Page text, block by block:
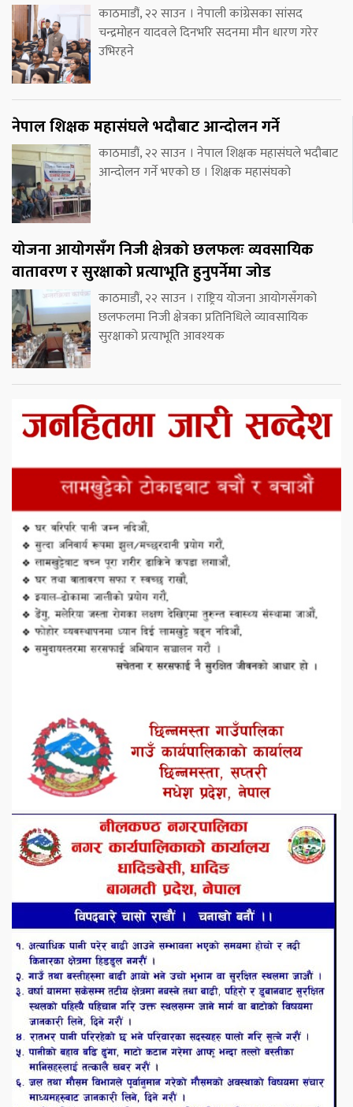
काठमाडौं, २२ साउन । नेपाली कांग्रेसका सांसद
चन्द्रमोहन यादवले दिनभरि सदनमा मौन धारण गरेर
उभिरहने
नेपाल शिक्षक महासंघले भदौबाट आन्दोलन गर्ने
काठमाडौं, २२ साउन । नेपाल शिक्षक महासंघले भदौबाट
आन्दोलन गर्ने भएको छ । शिक्षक महासंघको
योजना आयोगसँग निजी क्षेत्रको छलफलः व्यवसायिक
वातावरण र सुरक्षाको प्रत्याभूति हुनुपर्नेमा जोड
काठमाडौं, २२ साउन । राष्ट्रिय योजना आयोगसँगको
छलफलमा निजी क्षेत्रका प्रतिनिधिले व्यावसायिक
सुरक्षाको प्रत्याभूति आवश्यक